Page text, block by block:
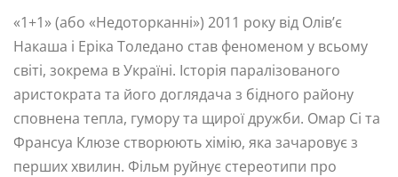
«1+1» (або «Недоторканні») 2011 року від Олів’є
Накаша і Еріка Толедано став феноменом у всьому
світі, зокрема в Україні. Історія паралізованого
аристократа та його доглядача з бідного району
сповнена тепла, гумору та щирої дружби. Омар Сі та
Франсуа Клюзе створюють хімію, яка зачаровує з
перших хвилин. Фільм руйнує стереотипи про